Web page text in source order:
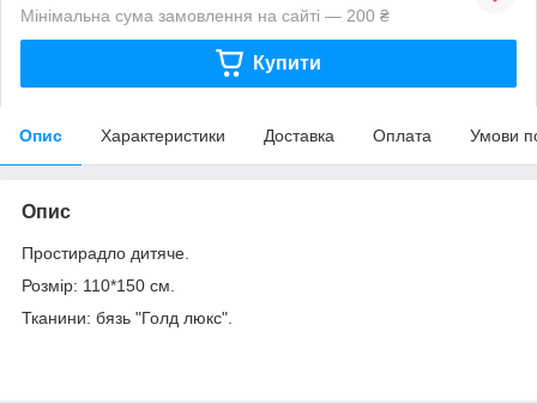
Мінімальна сума замовлення на сайті — 200 ₴
Купити
Опис Характеристики Доставка Оплата Умови
Опис
Простирадло дитяче.
Розмір: 110*150 см.
Тканини: бязь "Голд люкс".